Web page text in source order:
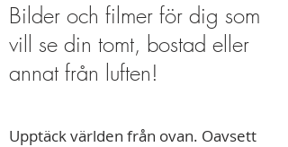
Bilder och filmer för dig som
vill se din tomt, bostad eller
annat från luften!
Upptäck världen från ovan. Oavsett